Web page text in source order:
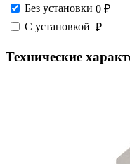
Без установки 0 ₽
С установкой ₽
Технические